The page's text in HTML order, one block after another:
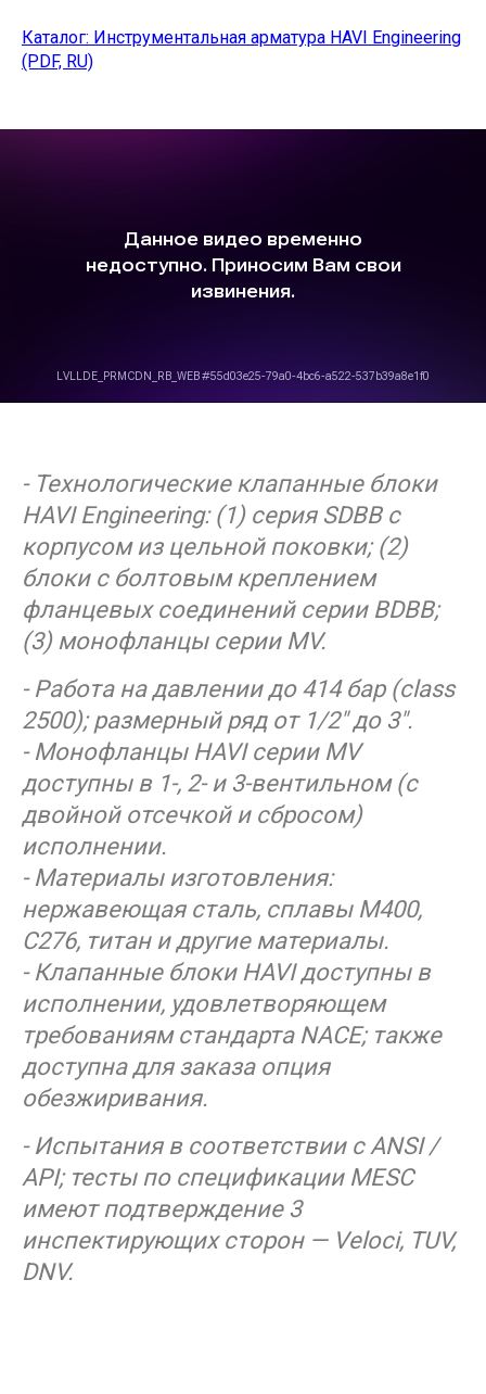
Каталог: Инструментальная арматура HAVI Engineering
(PDF, RU)
- Технологические клапанные блоки
HAVI Engineering: (1) серия SDBB с
корпусом из цельной поковки; (2)
блоки с болтовым креплением
фланцевых соединений серии BDBB;
(3) монофланцы серии MV.
- Работа на давлении до 414 бар (class
2500); размерный ряд от 1/2" до 3".
- Монофланцы HAVI серии MV
доступны в 1-, 2- и 3-вентильном (с
двойной отсечкой и сбросом)
исполнении.
- Материалы изготовления:
нержавеющая сталь, сплавы М400,
С276, титан и другие материалы.
- Клапанные блоки HAVI доступны в
исполнении, удовлетворяющем
требованиям стандарта NACE; также
доступна для заказа опция
обезжиривания.
- Испытания в соответствии с ANSI /
API; тесты по спецификации MESC
имеют подтверждение 3
инспектирующих сторон — Veloci, TUV,
DNV.